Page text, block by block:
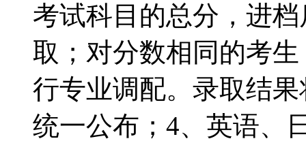
考试科目的总分，进
取；对分数相同的考
行专业调配。录取结
统一公布；4、英语、